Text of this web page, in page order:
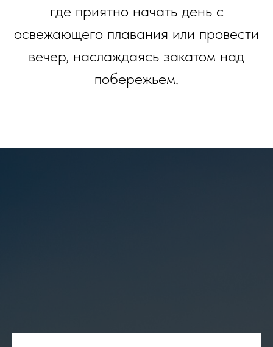
где приятно начать день с
освежающего плавания или провести
вечер, наслаждаясь закатом над
побережьем.